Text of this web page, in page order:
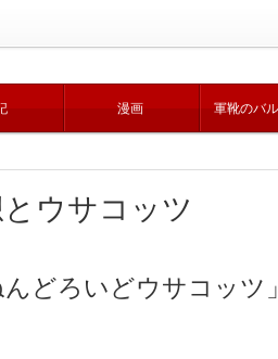
漫画 軍靴のバ
ウサコッツ
どろいどウサコッツ